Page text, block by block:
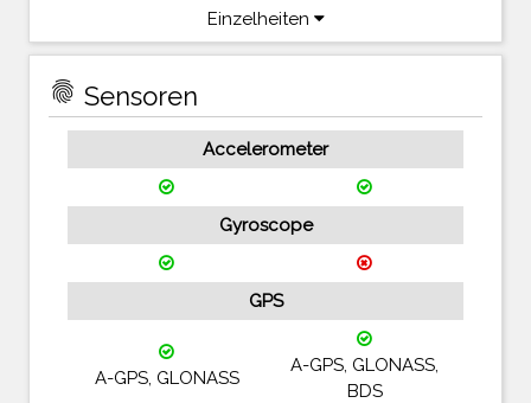
Einzelheiten
fingerprint Sensoren
Accelerometer
Gyroscope
GPS
A-GPS, GLONASS
A-GPS, GLONASS,
BDS